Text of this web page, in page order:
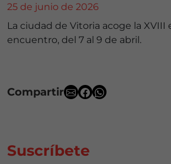
25 de junio de 2026
La ciudad de Vitoria acoge la XVIII
encuentro, del 7 al 9 de abril.
Compartir
Suscríbete